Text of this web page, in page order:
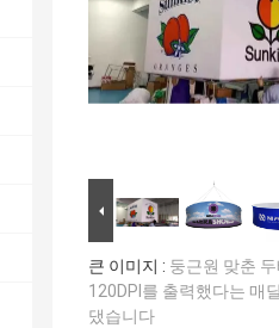
큰 이미지 : 둥근원 맞춘
120DPI를 출력했다는 매
댔습니다